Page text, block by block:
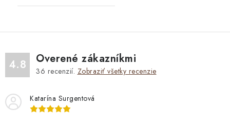
4.8 Overené zákazníkmi
36 recenzií. Zobraziť všetky recenzie
Katarína Surgentová